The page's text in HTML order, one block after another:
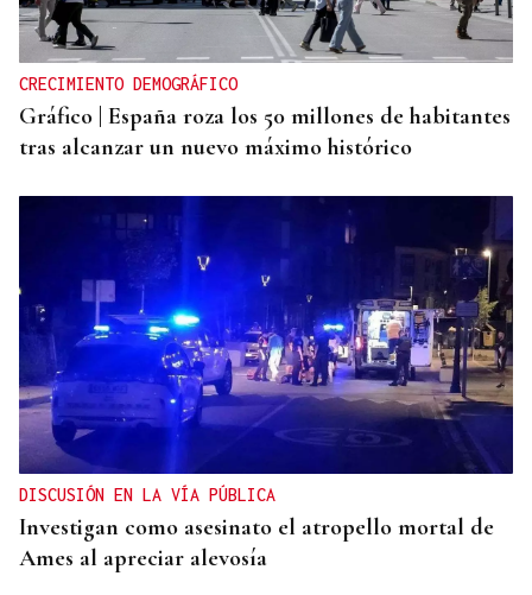
CRECIMIENTO DEMOGRÁFICO
Gráfico | España roza los 50 millones de habitantes
tras alcanzar un nuevo máximo histórico
DISCUSIÓN EN LA VÍA PÚBLICA
Investigan como asesinato el atropello mortal de
Ames al apreciar alevosía